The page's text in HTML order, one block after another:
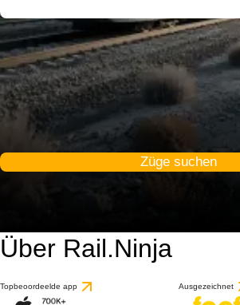
Züge suchen
Über Rail.Ninja
Topbeoordeelde app Ausgezeichnet